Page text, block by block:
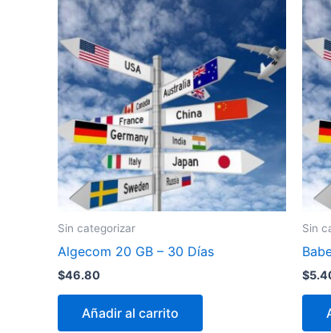
Sin categorizar
Algecom 20 GB – 30 Días
$46.80
Añadir al carrito
Sin
$